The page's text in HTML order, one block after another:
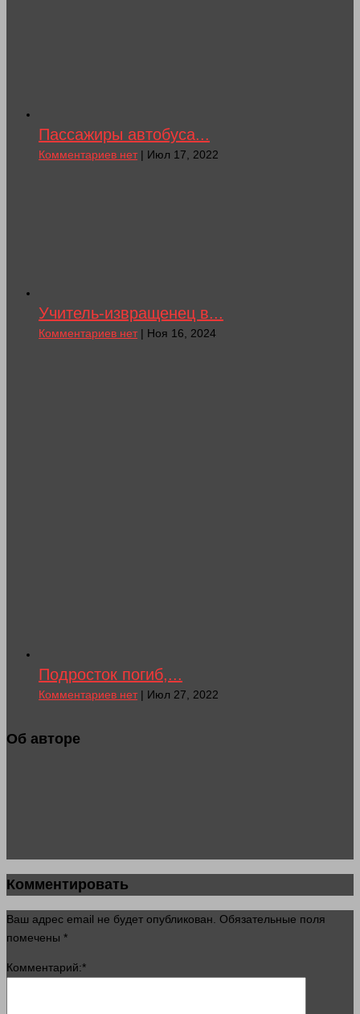
Пассажиры автобуса...
Комментариев нет| Июл 17, 2022
Учитель-извращенец в...
Комментариев нет| Ноя 16, 2024
Подросток погиб,...
Комментариев нет| Июл 27, 2022
Об авторе
Комментировать
Ваш адрес email не будет опубликован. Обязательные поля
помечены *
Комментарий:*